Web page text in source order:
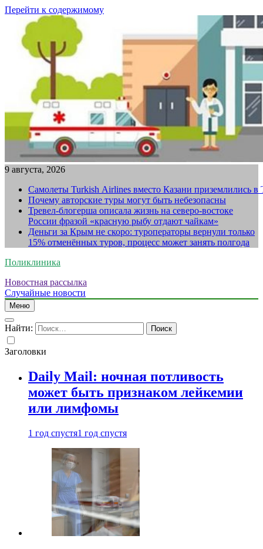
Перейти к содержимому
9 августа, 2026
Самолеты Turkish Airlines вместо Казани приземлились в
Почему авторские туры могут быть небезопасны
Тревел-блогерша описала жизнь на северо-востоке
России фразой «красную рыбу отдают чайкам»
Деньги за Крым не скоро: туроператоры вернули только
15% отменённых туров, процесс может занять полгода
Поликлиника
Новостная рассылка
Случайные новости
Меню
Найти:
Заголовки
Daily Mail: ночная потливость
может быть признаком лейкемии
или лимфомы
1 год спустя1 год спустя